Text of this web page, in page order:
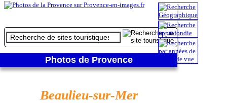
Photos de Provence
Beaulieu-sur-Mer